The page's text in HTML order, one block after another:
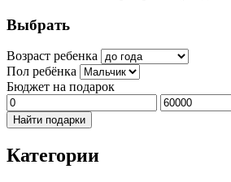
Выбрать
Возраст ребенка
Пол ребёнка
Бюджет на подарок
Найти подарки
Категории